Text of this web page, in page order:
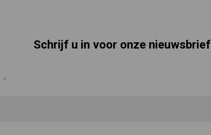
Schrijf u in voor onze nieuwsbrief
*